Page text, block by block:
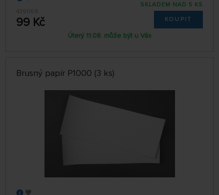
439069
99 Kč
SKLADEM NAD 5 KS
KOUPIT
Úterý 11.08. může být u Vás
Brusný papír P1000 (3 ks)